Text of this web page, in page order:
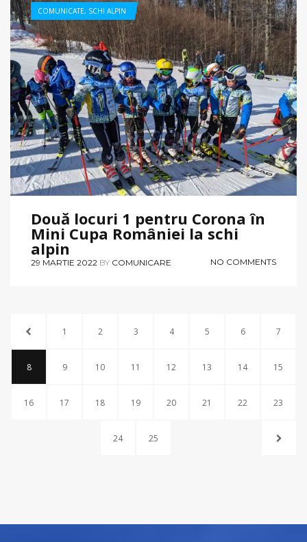
COMUNICATE, SCHI ALPIN
Două locuri 1 pentru Corona în
Mini Cupa României la schi
alpin
29 MARTIE 2022 BY COMUNICARE NO COMMENTS
1 2 3 4 5 6 7
8 9 10 11 12 13 14 15
16 17 18 19 20 21 22 23
24 25